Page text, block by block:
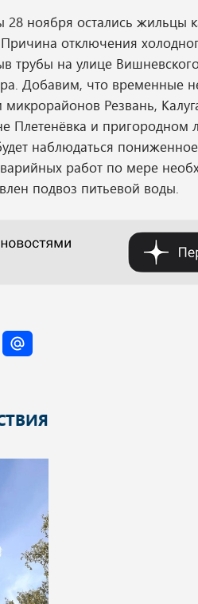
ноября остались жильцы
отключения
трубы на улице
Добавим, что временные
Резвань,
Плетенёвка и пригородном
наблюдаться
работ по мере
подвоз питьевой воды.